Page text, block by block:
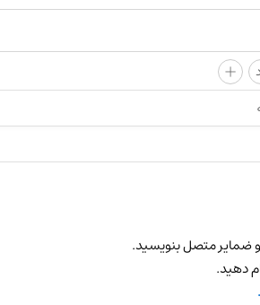
+
ضمایر متصل بنویسید.
دهید.